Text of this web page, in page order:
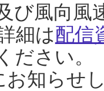
び風向風
細は配信
ださい。
お知らせ